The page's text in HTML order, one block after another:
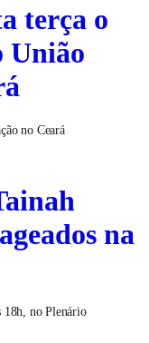
terça o
União
no Ceará
na
18h, no Plenário